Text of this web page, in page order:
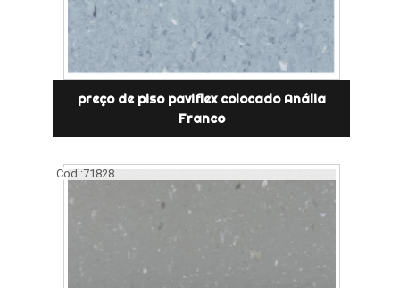
preço de piso paviflex colocado Anália
Franco
Cod.:71828